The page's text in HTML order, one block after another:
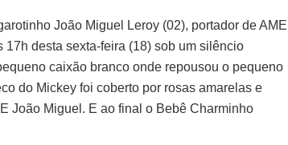
João Miguel Leroy (02), portador de AME
desta sexta-feira (18) sob um silêncio
caixão branco onde repousou o pequeno
do Mickey foi coberto por rosas amarelas e
João Miguel. E ao final o Bebê Charminho